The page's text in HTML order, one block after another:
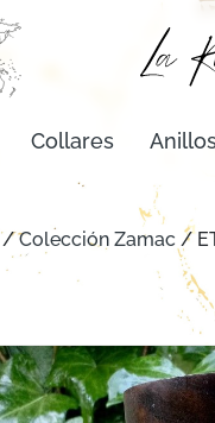
Collares
/Colección Zamac /